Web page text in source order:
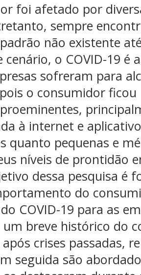
foi afetado por
sempre
não existente
cenário, o COVID-19 é
sofreram para
o consumidor ficou
à internet e
quanto pequenas e
níveis de prontidão
dessa pesquisa é
do
COVID-19 para as
um breve histórico do
crises passadas,
seguida são